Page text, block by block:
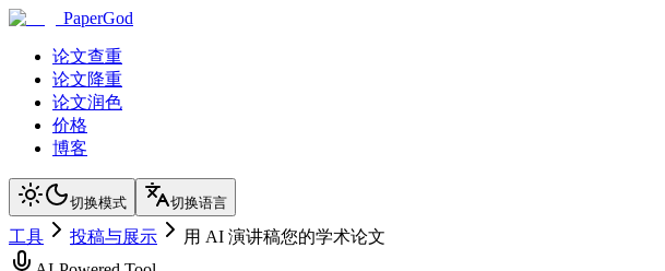
PaperGod
论文查重
论文降重
论文润色
价格
博客
切换模式 切换语言
工具 投稿与展示
用 AI 演讲稿您的学术论文